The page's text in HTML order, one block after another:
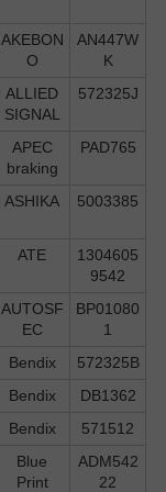
AKEBON
O
AN447W
K
ALLIED
SIGNAL
572325J
APEC
braking
PAD765
ASHIKA 5003385
ATE
1304605
9542
AUTOSF
EC
BP01080
1
Bendix
572325B
Bendix
DB1362
Bendix
571512
Blue
Print
ADM542
22